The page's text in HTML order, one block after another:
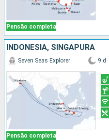
Pensão completa
INDONESIA, SINGAPURA
Pensão completa
Seven Seas Explorer 9 d